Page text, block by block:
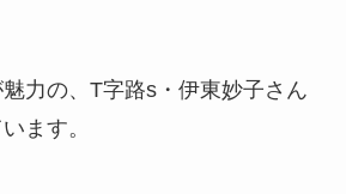
力の、T字路s・伊東妙子さん
ます。